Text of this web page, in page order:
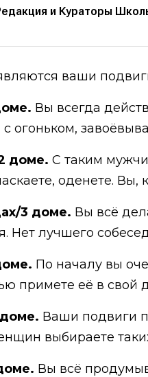
и Кураторы
ваши
Вы всегда
огоньком,
доме. С таким
оденете. Вы,
3 доме. Вы всё
Нет лучшего
По началу вы
примете её в свой
Ваши подвиги
выбираете
Вы всё